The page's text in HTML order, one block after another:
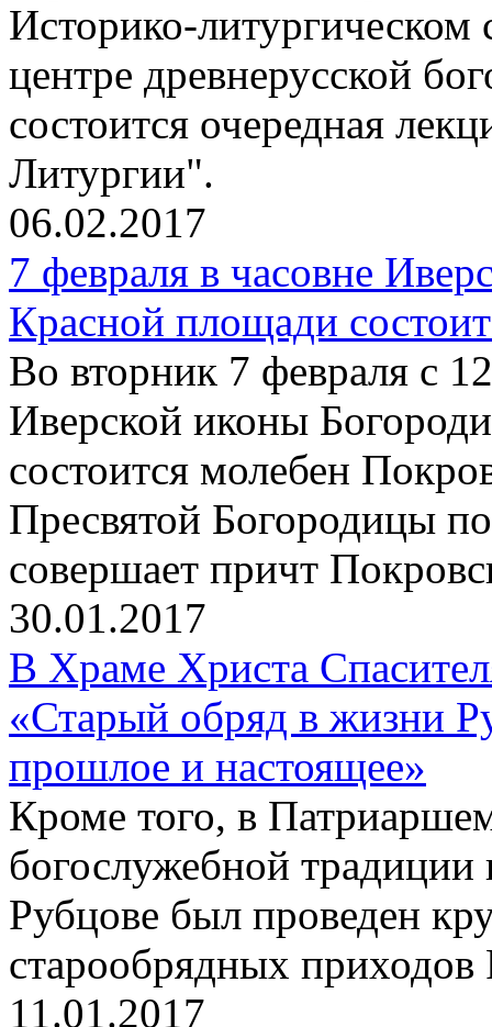
Историко-
центре древнерусской
состоится очередная
Литургии".
06.02.2017
7 февраля в часовне
Красной площади
Во вторник 7 февраля с
Иверской иконы
состоится молебен
Пресвятой Богородицы
совершает причт
30.01.2017
В Храме Христа
«Старый обряд в жизни
прошлое и настоящее»
Кроме того, в
богослужебной
Рубцове был проведен
старообрядных
11.01.2017